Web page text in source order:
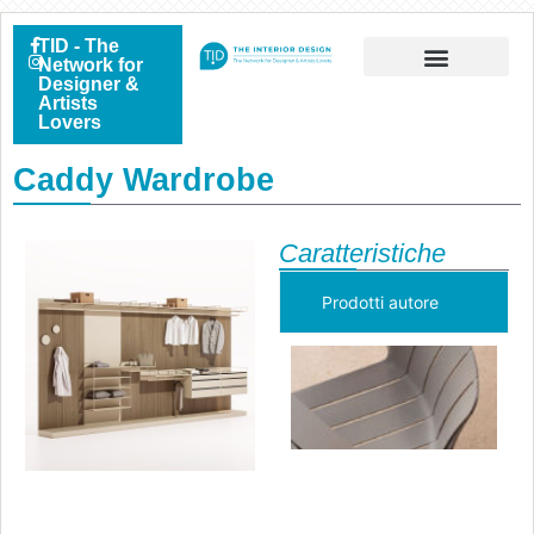
TID - The
Network for
Designer &
Artists
Lovers
Caddy Wardrobe
Caratteristiche
Prodotti autore